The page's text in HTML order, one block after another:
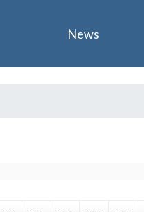
News